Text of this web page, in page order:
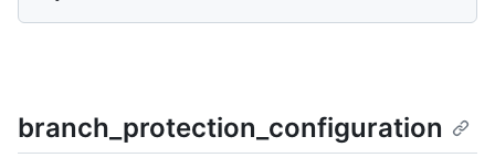
branch_protection_configuration